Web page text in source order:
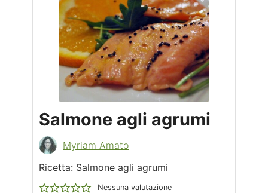
Salmone agli agrumi
Myriam Amato
Ricetta: Salmone agli agrumi
Nessuna valutazione